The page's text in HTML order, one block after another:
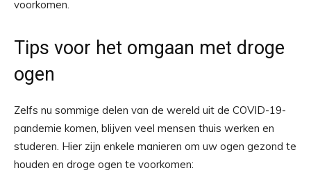
voorkomen.
Tips voor het omgaan met droge
ogen
Zelfs nu sommige delen van de wereld uit de COVID-19-
pandemie komen, blijven veel mensen thuis werken en
studeren. Hier zijn enkele manieren om uw ogen gezond te
houden en droge ogen te voorkomen: